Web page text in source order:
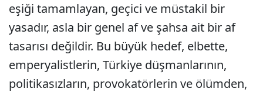
eşiği tamamlayan, geçici ve müstakil bir
yasadır, asla bir genel af ve şahsa ait bir af
tasarısı değildir. Bu büyük hedef, elbette,
emperyalistlerin, Türkiye düşmanlarının,
politikasızların, provokatörlerin ve ölümden,